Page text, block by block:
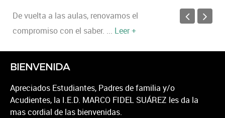
Con alegría y entusiasmo, retomamos el
camino del conocimiento. ... Leer +
un nuevo capítulo lleno de aprendizaje y
De vuelta a las aulas, renovamos el
compromiso con el saber. ... Leer +
BIENVENIDA
Apreciados Estudiantes, Padres de familia y/o
Acudientes, la I.E.D. MARCO FIDEL SUÁREZ les da la
mas cordial de las bienvenidas.